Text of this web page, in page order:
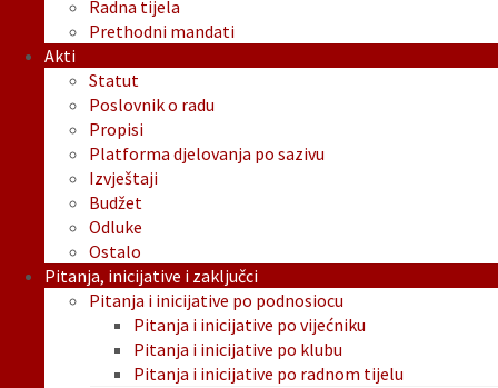
Radna tijela
Prethodni mandati
Akti
Statut
Poslovnik o radu
Propisi
Platforma djelovanja po sazivu
Izvještaji
Budžet
Odluke
Ostalo
Pitanja, inicijative i zaključci
Pitanja i inicijative po podnosiocu
Pitanja i inicijative po vijećniku
Pitanja i inicijative po klubu
Pitanja i inicijative po radnom tijelu